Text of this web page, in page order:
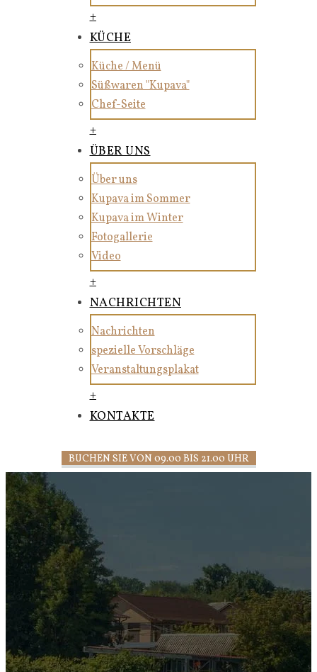
+
KÜCHE
Küche / Menü
Süßwaren "Kupava"
Chef-Seite
+
ÜBER UNS
Über uns
Kupava im Sommer
Kupava im Winter
Fotogallerie
Video
+
NACHRICHTEN
Nachrichten
spezielle Vorschläge
Veranstaltungsplakat
+
KONTAKTE
BUCHEN SIE VON 09.00 BIS 21.00 UHR